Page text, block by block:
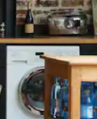
prstem.